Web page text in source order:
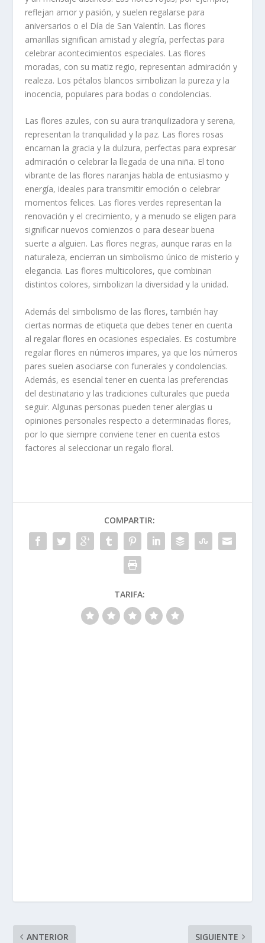
reflejan amor y pasión, y suelen regalarse para
aniversarios o el Día de San Valentín. Las flores
amarillas significan amistad y alegría, perfectas para
celebrar acontecimientos especiales. Las flores
moradas, con su matiz regio, representan admiración y
realeza. Los pétalos blancos simbolizan la pureza y la
inocencia, populares para bodas o condolencias.
Las flores azules, con su aura tranquilizadora y serena,
representan la tranquilidad y la paz. Las flores rosas
encarnan la gracia y la dulzura, perfectas para expresar
admiración o celebrar la llegada de una niña. El tono
vibrante de las flores naranjas habla de entusiasmo y
energía, ideales para transmitir emoción o celebrar
momentos felices. Las flores verdes representan la
renovación y el crecimiento, y a menudo se eligen para
significar nuevos comienzos o para desear buena
suerte a alguien. Las flores negras, aunque raras en la
naturaleza, encierran un simbolismo único de misterio y
elegancia. Las flores multicolores, que combinan
distintos colores, simbolizan la diversidad y la unidad.
Además del simbolismo de las flores, también hay
ciertas normas de etiqueta que debes tener en cuenta
al regalar flores en ocasiones especiales. Es costumbre
regalar flores en números impares, ya que los números
pares suelen asociarse con funerales y condolencias.
Además, es esencial tener en cuenta las preferencias
del destinatario y las tradiciones culturales que pueda
seguir. Algunas personas pueden tener alergias u
opiniones personales respecto a determinadas flores,
por lo que siempre conviene tener en cuenta estos
factores al seleccionar un regalo floral.
COMPARTIR:
TARIFA:
ANTERIOR SIGUIENTE